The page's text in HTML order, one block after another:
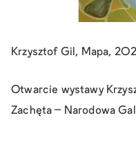
Krzysztof Gil, Mapa,
Otwarcie wystawy
Zachęta – Narodowa